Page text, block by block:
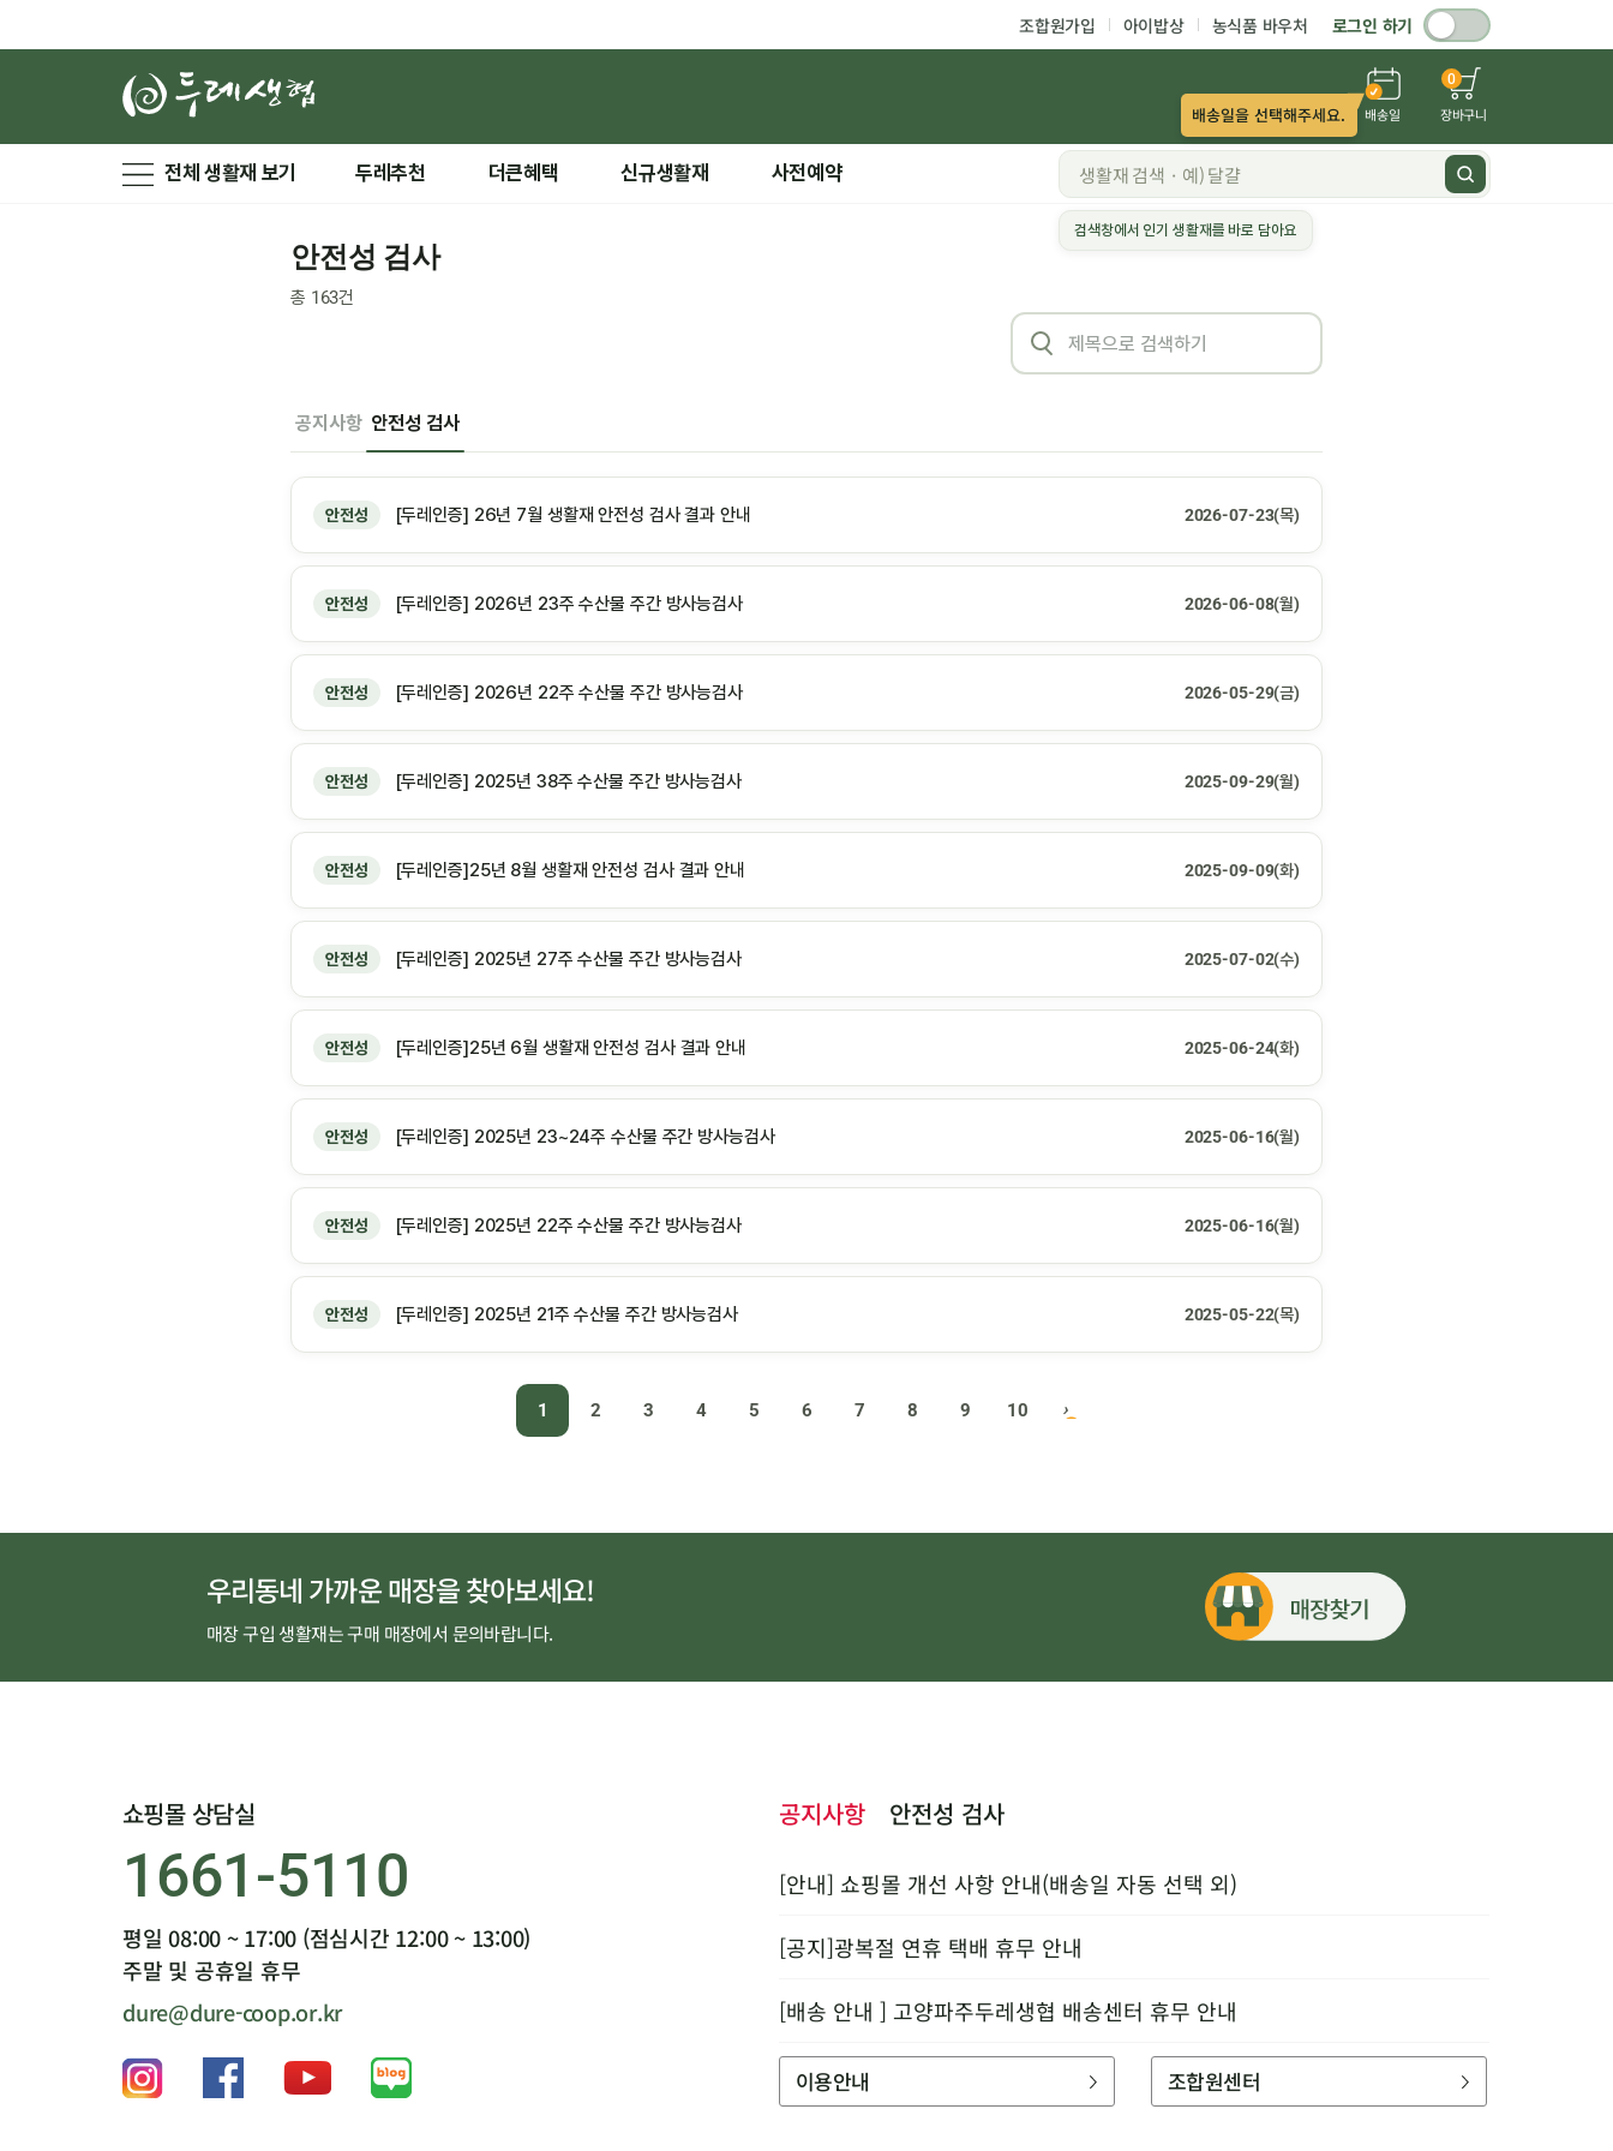
조합원가입 아이밥상 농식품 바우처 로그인 하기
배송일
배송일을 선택해주세요.
0
장바구니
전체 생활재 보기 두레추천 더큰혜택 신규생활재 사전예약
안전성 검사
총 163건
공지사항 안전성 검사
안전성 [두레인증] 26년 7월 생활재 안전성 검사 결과 안내 2026-07-23(목)
안전성 [두레인증] 2026년 23주 수산물 주간 방사능검사 2026-06-08(월)
안전성 [두레인증] 2026년 22주 수산물 주간 방사능검사 2026-05-29(금)
안전성 [두레인증] 2025년 38주 수산물 주간 방사능검사 2025-09-29(월)
안전성 [두레인증]25년 8월 생활재 안전성 검사 결과 안내 2025-09-09(화)
안전성 [두레인증] 2025년 27주 수산물 주간 방사능검사 2025-07-02(수)
안전성 [두레인증]25년 6월 생활재 안전성 검사 결과 안내 2025-06-24(화)
안전성 [두레인증] 2025년 23~24주 수산물 주간 방사능검사 2025-06-16(월)
안전성 [두레인증] 2025년 22주 수산물 주간 방사능검사 2025-06-16(월)
안전성 [두레인증] 2025년 21주 수산물 주간 방사능검사 2025-05-22(목)
1 2 3 4 5 6 7 8 9 10
우리동네 가까운 매장을 찾아보세요!
매장 구입 생활재는 구매 매장에서 문의바랍니다.
쇼핑몰 상담실
1661-5110
평일 08:00 ~ 17:00 (점심시간 12:00 ~ 13:00)
주말 및 공휴일 휴무
dure@dure-coop.or.kr
공지사항 안전성 검사
[안내] 쇼핑몰 개선 사항 안내(배송일 자동 선택 외)
[공지]광복절 연휴 택배 휴무 안내
[배송 안내 ] 고양파주두레생협 배송센터 휴무 안내
이용안내 조합원센터
검색창에서 인기 생활재를 바로 담아요